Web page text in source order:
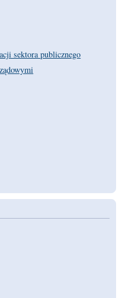
sektora publicznego